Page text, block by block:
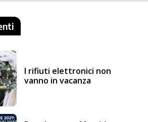
I rifiuti elettronici non
vanno in vacanza